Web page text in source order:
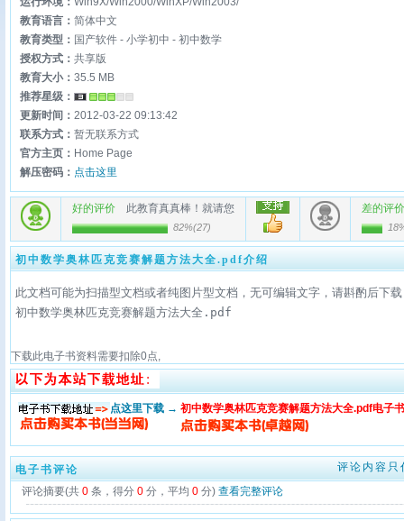
教育语言： 简体中文
教育类型： 国产软件 - 小学初中 - 初中数学
授权方式： 共享版
教育大小： 35.5 MB
推荐星级：
更新时间： 2012-03-22 09:13:42
联系方式： 暂无联系方式
官方主页： Home Page
解压密码： 点击这里
好的评价 此教育真真棒！就请您
82%(27)
差的评价
初中数学奥林匹克竞赛解题方法大全.pdf介绍
此文档可能为扫描型文档或者纯图片型文档，无可编辑文字，请斟酌后下载
初中数学奥林匹克竞赛解题方法大全.pdf
下载此电子书资料需要扣除0点,
点这里下载 → 初中数学奥林匹克竞赛解题方法大全.pdf电子
电子书评论
评论内容只
评论摘要(共 0 条，得分 0 分，平均 0 分) 查看完整评论